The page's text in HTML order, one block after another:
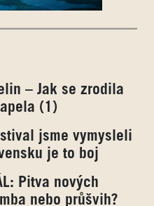
– Jak se zrodila
(1)
jsme vymysleli
je to boj
Pitva nových
nebo průšvih?